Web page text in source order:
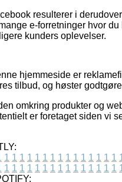
resulterer i
e-forretninger hvor
kunders oplevelser.
hjemmeside er
tilbud, og høster
omkring produkter og
er foretaget siden vi
1 1 1 1 1 1 1 1 1 1 1 1 1 1 1
1 1 1 1 1 1 1 1 1 1 1 1 1 1 1